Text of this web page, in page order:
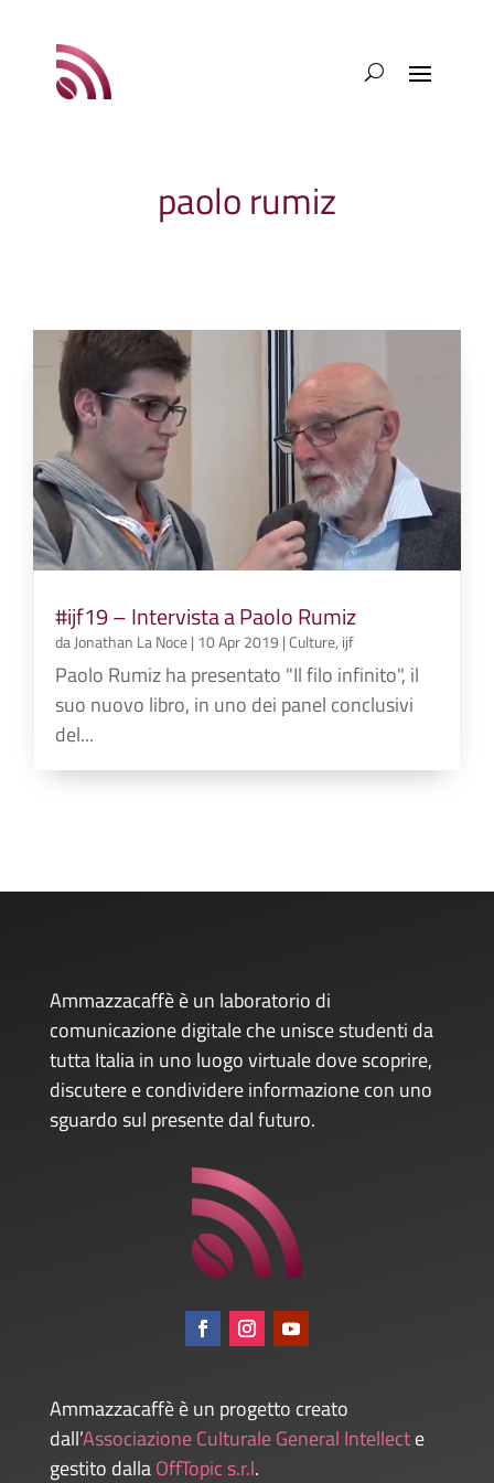
paolo rumiz
#ijf19 – Intervista a Paolo Rumiz
daJonathan La Noce| 10 Apr 2019 |Culture, ijf
Paolo Rumiz ha presentato "Il filo infinito", il
suo nuovo libro, in uno dei panel conclusivi
del...
Ammazzacaffè è un laboratorio di
comunicazione digitale che unisce studenti da
tutta Italia in uno luogo virtuale dove scoprire,
discutere e condividere informazione con uno
sguardo sul presente dal futuro.
Ammazzacaffè è un progetto creato
dall’Associazione Culturale General Intellecte
gestito dallaOffTopic s.r.l.